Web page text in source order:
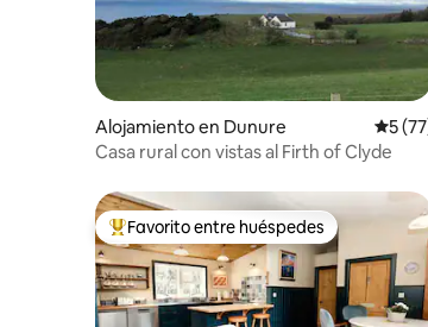
Alojamiento en Dunure
5
Casa rural con vistas al Firth of Clyde
Favorito entre huéspedes preferido
Favorito entre huéspedes